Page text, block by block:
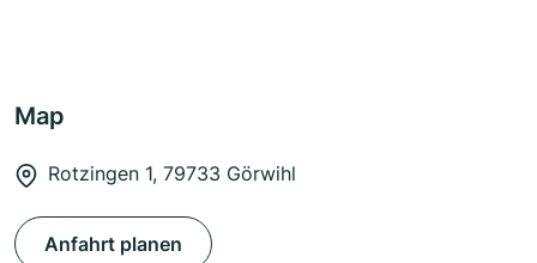
Map
Rotzingen 1, 79733 Görwihl
Anfahrt planen